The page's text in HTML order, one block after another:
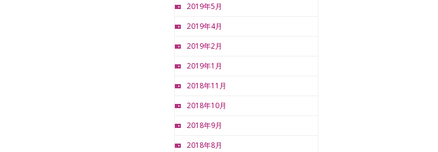
2019年5月
2019年4月
2019年2月
2019年1月
2018年11月
2018年10月
2018年9月
2018年8月